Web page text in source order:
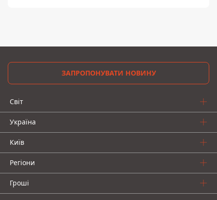
ЗАПРОПОНУВАТИ НОВИНУ
Світ
Україна
Київ
Регіони
Гроші